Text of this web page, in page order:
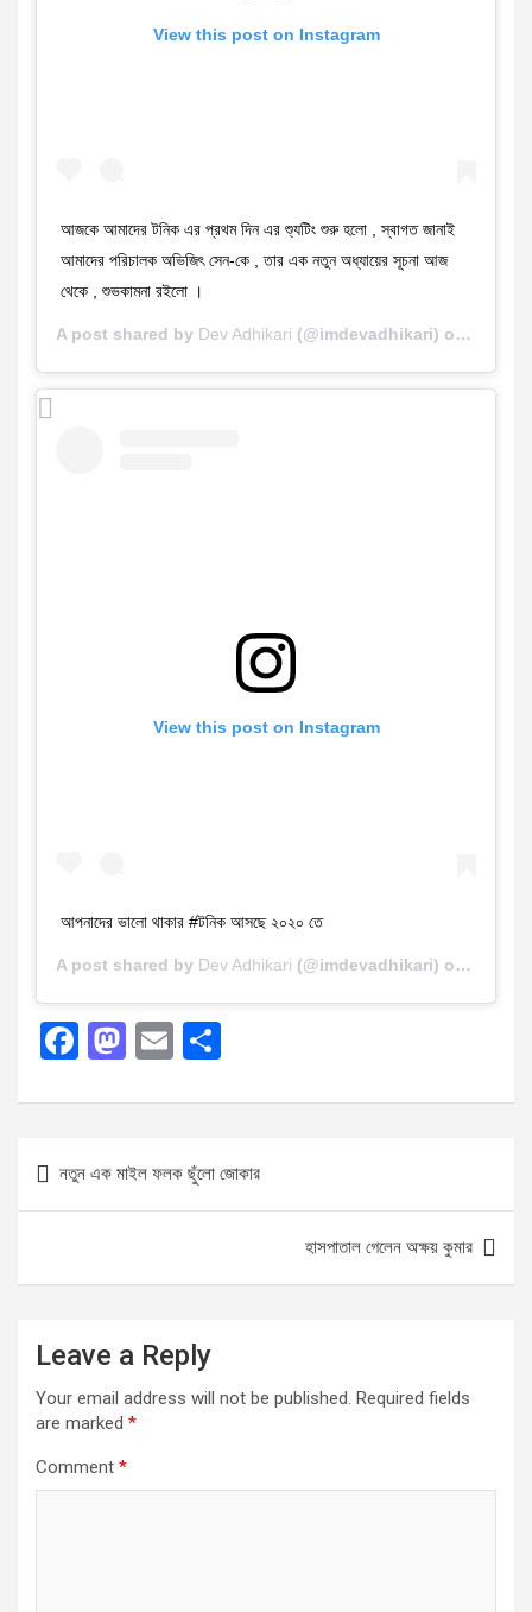
View this post on Instagram
আজকে আমাদের টনিক এর প্রথম দিন এর শ্যুটিং শুরু হলো , স্বাগত জানাই
আমাদের পরিচালক অভিজিৎ সেন-কে , তার এক নতুন অধ্যায়ের সূচনা আজ
থেকে , শুভকামনা রইলো ।
A post shared by Dev Adhikari (@imdevadhikari) on
View this post on Instagram
আপনাদের ভালো থাকার #টনিক আসছে ২০২০ তে
A post shared by Dev Adhikari (@imdevadhikari) on
F
ce
o
M
st
o
d
E
ail ar
navigation
নতুন এক মাইল ফলক ছুঁলো জোকার
হাসপাতাল গেলেন অক্ষয় কুমার
Leave a Reply
Your email address will not be published. Required fields
are marked *
Comment *